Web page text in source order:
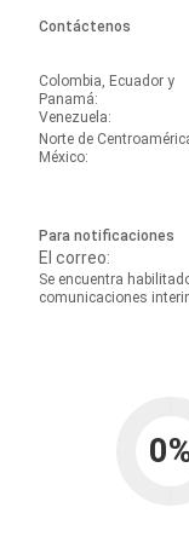
Contáctenos
Colombia, Ecuador y
Panamá:
Venezuela:
Norte de
México:
Para notificaciones
El correo:
Se encuentra
comunicaciones
0